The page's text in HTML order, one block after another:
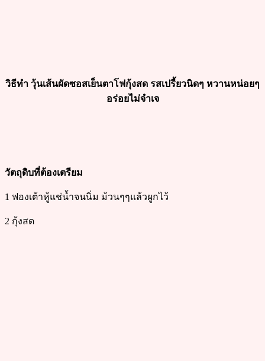
วิธีทำ วุ้นเส้นผัดซอสเย็นตาโฟกุ้งสด รสเปรี้ยวนิดๆ หวานหน่อยๆ
อร่อยไม่จำเจ
วัตถุดิบที่ต้องเตรียม
1 ฟองเต้าหู้แช่น้ำจนนิ่ม ม้วนๆๆแล้วผูกไว้
2 กุ้งสด